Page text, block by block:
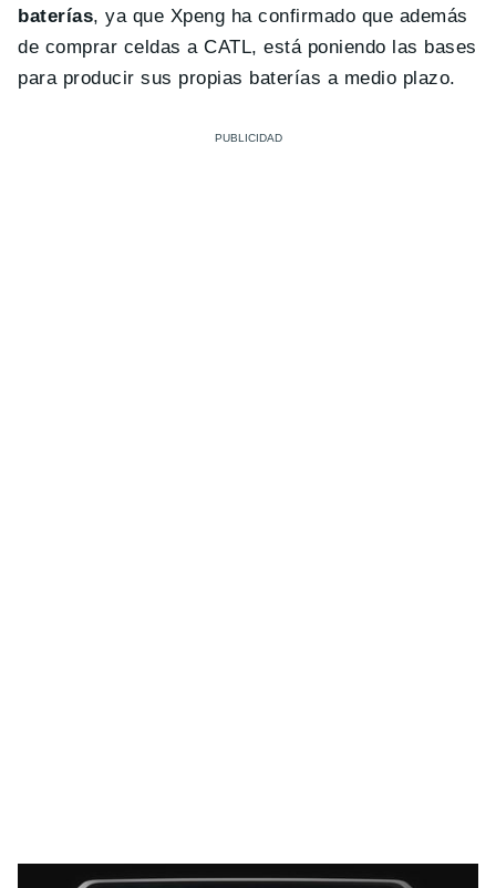
baterías, ya que Xpeng ha confirmado que además
de comprar celdas a CATL, está poniendo las bases
para producir sus propias baterías a medio plazo.